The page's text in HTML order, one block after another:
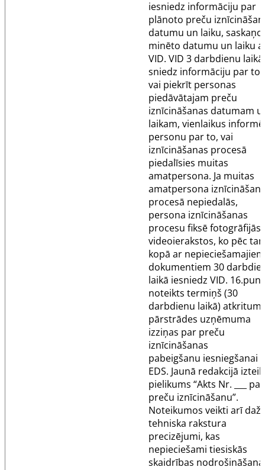
iesniedz informāciju par
plānoto preču
datumu un laiku,
minēto datumu un laiku
VID. VID 3 darbdienu laikā
sniedz informāciju par to,
vai piekrīt personas
piedāvātajam preču
iznīcināšanas datumam
laikam, vienlaikus
personu par to, vai
iznīcināšanas procesā
piedalīsies muitas
amatpersona. Ja muitas
amatpersona
procesā nepiedalās,
persona iznīcināšanas
procesu fiksē fotogrāfijās
videoierakstos, ko pēc
kopā ar nepieciešamajiem
dokumentiem 30
laikā iesniedz VID.
noteikts termiņš (30
darbdienu laikā)
pārstrādes uzņēmuma
izziņas par preču
iznīcināšanas
pabeigšanu iesniegšanai
EDS. Jaunā redakcijā
pielikums “Akts Nr. ___ par
preču iznīcināšanu”.
Noteikumos veikti arī
tehniska rakstura
precizējumi, kas
nepieciešami tiesiskās
skaidrības